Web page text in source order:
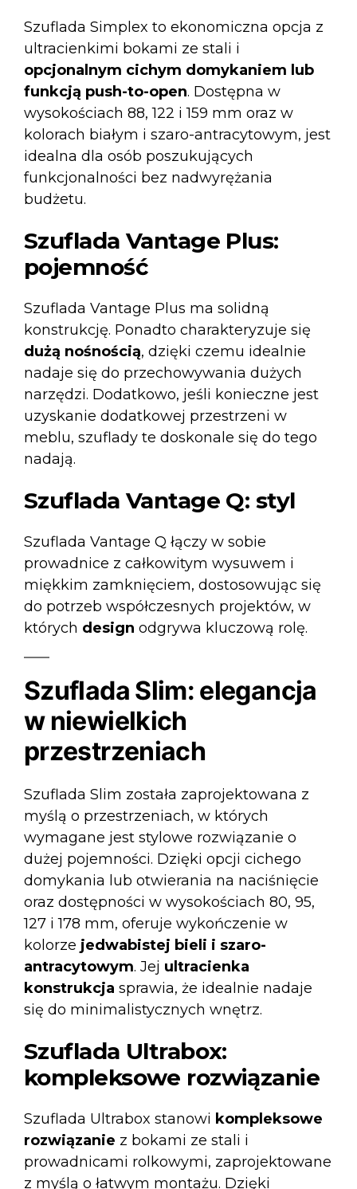
Szuflada Simplex to ekonomiczna opcja z
ultracienkimi bokami ze stali i
opcjonalnym cichym domykaniem lub
funkcją push-to-open. Dostępna w
wysokościach 88, 122 i 159 mm oraz w
kolorach białym i szaro-antracytowym, jest
idealna dla osób poszukujących
funkcjonalności bez nadwyrężania
budżetu.
Szuflada Vantage Plus:
pojemność
Szuflada Vantage Plus ma solidną
konstrukcję. Ponadto charakteryzuje się
dużą nośnością, dzięki czemu idealnie
nadaje się do przechowywania dużych
narzędzi. Dodatkowo, jeśli konieczne jest
uzyskanie dodatkowej przestrzeni w
meblu, szuflady te doskonale się do tego
nadają.
Szuflada Vantage Q: styl
Szuflada Vantage Q łączy w sobie
prowadnice z całkowitym wysuwem i
miękkim zamknięciem, dostosowując się
do potrzeb współczesnych projektów, w
których design odgrywa kluczową rolę.
Szuflada Slim: elegancja
w niewielkich
przestrzeniach
Szuflada Slim została zaprojektowana z
myślą o przestrzeniach, w których
wymagane jest stylowe rozwiązanie o
dużej pojemności. Dzięki opcji cichego
domykania lub otwierania na naciśnięcie
oraz dostępności w wysokościach 80, 95,
127 i 178 mm, oferuje wykończenie w
kolorze jedwabistej bieli i szaro-
antracytowym. Jej ultracienka
konstrukcja sprawia, że idealnie nadaje
się do minimalistycznych wnętrz.
Szuflada Ultrabox:
kompleksowe rozwiązanie
Szuflada Ultrabox stanowi kompleksowe
rozwiązanie z bokami ze stali i
prowadnicami rolkowymi, zaprojektowane
z myślą o łatwym montażu. Dzięki